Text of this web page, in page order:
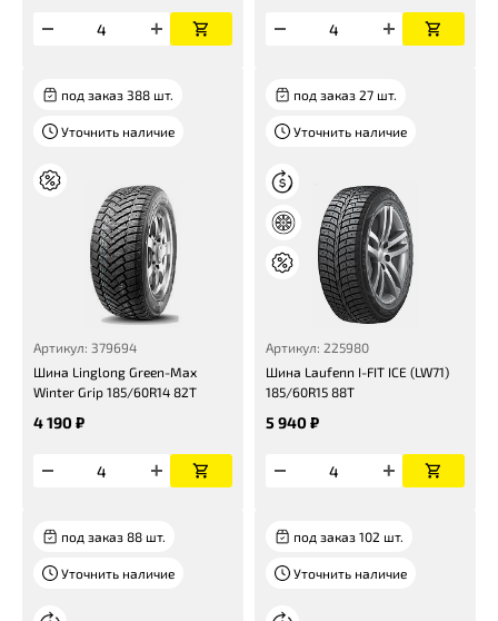
под заказ 388 шт.
Уточнить наличие
Артикул: 379694
Шина Linglong Green-Max
Winter Grip 185/60R14 82T
4 190 ₽
под заказ 27 шт.
Уточнить наличие
Артикул: 225980
Шина Laufenn I-FIT ICE (LW71)
185/60R15 88T
5 940 ₽
под заказ 88 шт.
Уточнить наличие
под заказ 102 шт.
Уточнить наличие